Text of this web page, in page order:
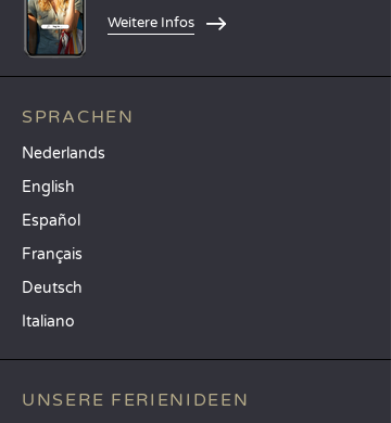
Weitere Infos
SPRACHEN
Nederlands
English
Español
Français
Deutsch
Italiano
UNSERE FERIENIDEEN